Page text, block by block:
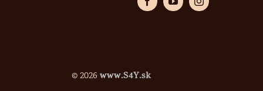
©2026 www.S4Y.sk